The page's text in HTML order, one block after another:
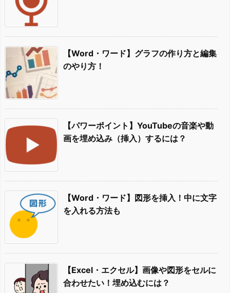
【Word・ワード】グラフの作り方と編集
のやり方！
【パワーポイント】YouTubeの音楽や動
画を埋め込み（挿入）するには？
【Word・ワード】図形を挿入！中に文字
を入れる方法も
【Excel・エクセル】画像や図形をセルに
合わせたい！埋め込むには？